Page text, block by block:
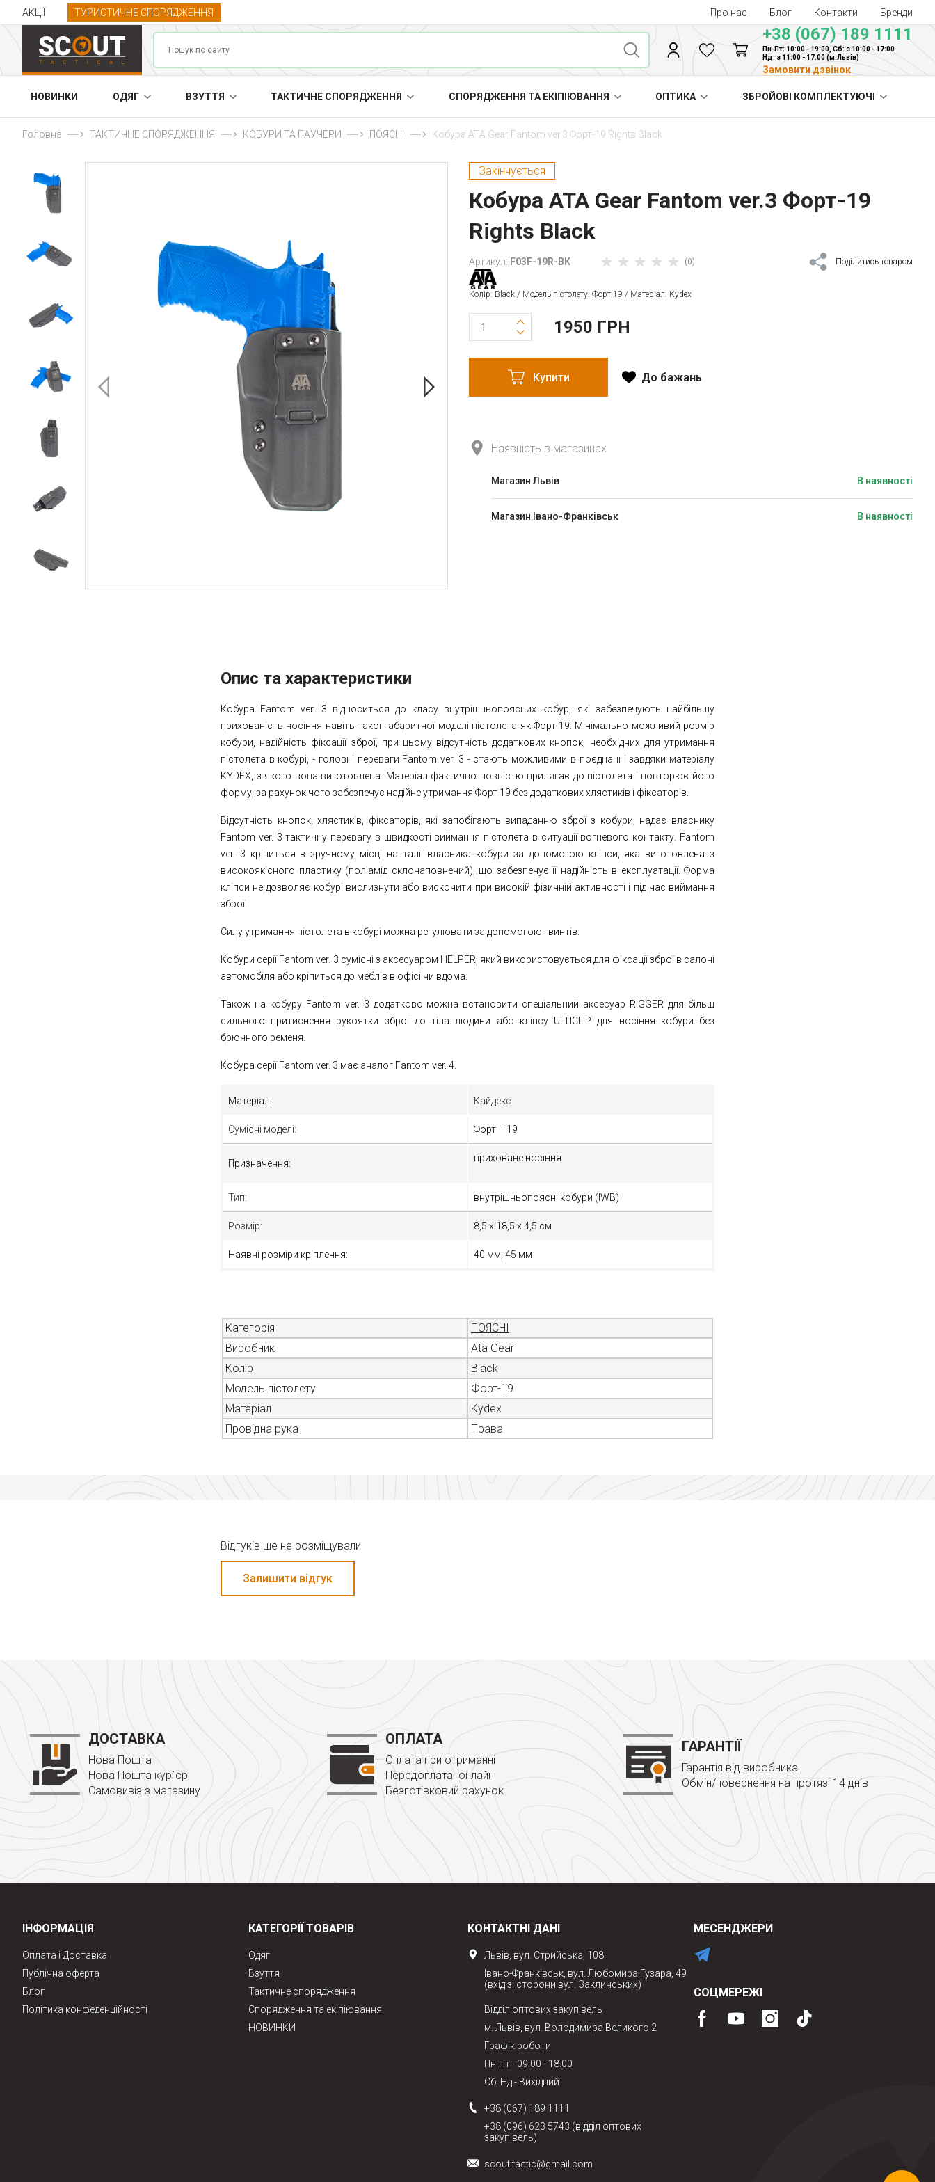
АКЦІЇ ТУРИСТИЧНЕ СПОРЯДЖЕННЯ Про нас Блог Контакти Бренди
+38 (067) 189 1111
Пн-Пт: 10:00 - 19:00, Сб: з 10:00 - 17:00
Нд: з 11:00 - 17:00 (м.Львів)
Замовити дзвінок
НОВИНКИ ОДЯГ ВЗУТТЯ ТАКТИЧНЕ СПОРЯДЖЕННЯ СПОРЯДЖЕННЯ ТА ЕКІПІЮВАННЯ ОПТИКА ЗБРОЙОВІ КОМПЛЕКТУЮЧІ
Головна ТАКТИЧНЕ СПОРЯДЖЕННЯ КОБУРИ ТА ПАУЧЕРИ ПОЯСНІ Кобура ATA Gear Fantom ver.3 Форт-19 Rights Black
Закінчується
Кобура ATA Gear Fantom ver.3 Форт-19
Rights Black
Артикул: F03F-19R-BK (0) Поділитись товаром
Колір: Black / Модель пістолету: Форт-19 / Матеріал: Kydex
1950 ГРН
Купити До бажань
Наявність в магазинах
Магазин Львів В наявності
Магазин Івано-Франківськ В наявності
Опис та характеристики
Кобура Fantom ver. 3 відноситься до класу внутрішньопоясних кобур, які забезпечують найбільшу
прихованість носіння навіть такої габаритної моделі пістолета як Форт-19. Мінімально можливий розмір
кобури, надійність фіксації зброї, при цьому відсутність додаткових кнопок, необхідних для утримання
пістолета в кобурі, - головні переваги Fantom ver. 3 - стають можливими в поєднанні завдяки матеріалу
KYDEX, з якого вона виготовлена. Матеріал фактично повністю прилягає до пістолета і повторює його
форму, за рахунок чого забезпечує надійне утримання Форт 19 без додаткових хлястиків і фіксаторів.
Відсутність кнопок, хлястиків, фіксаторів, які запобігають випаданню зброї з кобури, надає власнику
Fantom ver. 3 тактичну перевагу в швидкості виймання пістолета в ситуації вогневого контакту. Fantom
ver. 3 кріпиться в зручному місці на талії власника кобури за допомогою кліпси, яка виготовлена ​​з
високоякісного пластику (поліамід склонаповнений), що забезпечує її надійність в експлуатації. Форма
кліпси не дозволяє кобурі вислизнути або вискочити при високій фізичній активності і під час виймання
зброї.
Силу утримання пістолета в кобурі можна регулювати за допомогою гвинтів.
Кобури серії Fantom ver. 3 сумісні з аксесуаром HELPER, який використовується для фіксації зброї в салоні
автомобіля або кріпиться до меблів в офісі чи вдома.
Також на кобуру Fantom ver. 3 додатково можна встановити спеціальний аксесуар RIGGER для більш
сильного притиснення рукоятки зброї до тіла людини або кліпсу ULTICLIP для носіння кобури без
брючного ременя.
Кобура серії Fantom ver. 3 має аналог Fantom ver. 4.
Матеріал: Кайдекс
Сумісні моделі: Форт – 19
Призначення: приховане носіння
Тип: внутрішньопоясні кобури (IWB)
Розмір: 8,5 х 18,5 х 4,5 см
Наявні розміри кріплення: 40 мм, 45 мм
Категорія
ПОЯСНІ
Виробник
Ata Gear
Колір
Black
Модель пістолету
Форт-19
Матеріал
Kydex
Провідна рука
Права
Відгуків ще не розміщували
Залишити відгук
ДОСТАВКА
Нова Пошта
Нова Пошта кур`єр
Самовивіз з магазину
ОПЛАТА
Оплата при отриманні
Передоплата онлайн
Безготівковий рахунок
ГАРАНТІЇ
Гарантія від виробника
Обмін/повернення на протязі 14 днів
ІНФОРМАЦІЯ
Оплата і Доставка
Публічна оферта
Блог
Політика конфеденційності
КАТЕГОРІЇ ТОВАРІВ
Одяг
Взуття
Тактичне спорядження
Спорядження та екіпіювання
НОВИНКИ
КОНТАКТНІ ДАНІ
Львів, вул. Стрийська, 108
Івано-Франківськ, вул. Любомира Гузара, 49
(вхід зі сторони вул. Заклинських)
Відділ оптових закупівель
м. Львів, вул. Володимира Великого 2
Графік роботи
Пн-Пт - 09:00 - 18:00
Сб, Нд - Вихідний
+38 (067) 189 1111
+38 (096) 623 5743 (відділ оптових
закупівель)
scout.tactic@gmail.com
МЕСЕНДЖЕРИ
СОЦМЕРЕЖІ